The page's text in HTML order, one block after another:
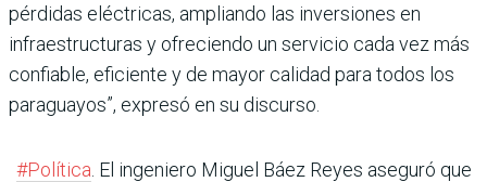
pérdidas eléctricas, ampliando las inversiones en
infraestructuras y ofreciendo un servicio cada vez más
confiable, eficiente y de mayor calidad para todos los
paraguayos”, expresó en su discurso.
#Política . El ingeniero Miguel Báez Reyes aseguró que